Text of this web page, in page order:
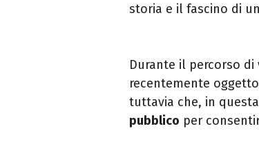
storia e il fascino di
Durante il percorso
recentemente
tuttavia che, in
pubblico per